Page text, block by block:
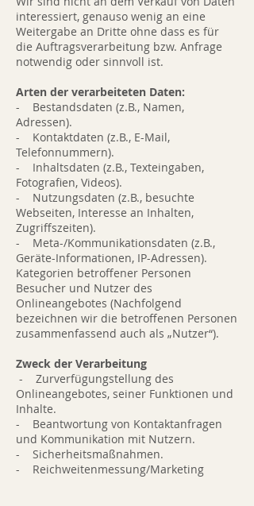
interessiert, genauso wenig an eine
Weitergabe an Dritte ohne dass es für
die Auftragsverarbeitung bzw. Anfrage
notwendig oder sinnvoll ist.
Arten der verarbeiteten Daten:
- Bestandsdaten (z.B., Namen,
Adressen).
- Kontaktdaten (z.B., E-Mail,
Telefonnummern).
- Inhaltsdaten (z.B., Texteingaben,
Fotografien, Videos).
- Nutzungsdaten (z.B., besuchte
Webseiten, Interesse an Inhalten,
Zugriffszeiten).
- Meta-/Kommunikationsdaten (z.B.,
Geräte-Informationen, IP-Adressen).
Kategorien betroffener Personen
Besucher und Nutzer des
Onlineangebotes (Nachfolgend
bezeichnen wir die betroffenen Personen
zusammenfassend auch als „Nutzer“).
Zweck der Verarbeitung
- Zurverfügungstellung des
Onlineangebotes, seiner Funktionen und
Inhalte.
- Beantwortung von Kontaktanfragen
und Kommunikation mit Nutzern.
- Sicherheitsmaßnahmen.
- Reichweitenmessung/Marketing